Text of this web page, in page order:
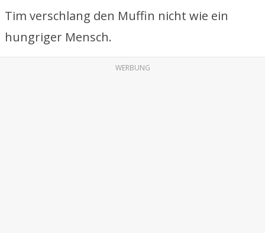
Tim verschlang den Muffin nicht wie ein
hungriger Mensch.
WERBUNG